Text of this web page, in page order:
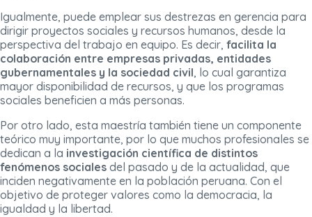
Igualmente, puede emplear sus destrezas en gerencia para
dirigir proyectos sociales y recursos humanos, desde la
perspectiva del trabajo en equipo. Es decir, facilita la
colaboración entre empresas privadas, entidades
gubernamentales y la sociedad civil, lo cual garantiza
mayor disponibilidad de recursos, y que los programas
sociales beneficien a más personas.
Por otro lado, esta maestría también tiene un componente
teórico muy importante, por lo que muchos profesionales se
dedican a la investigación científica de distintos
fenómenos sociales del pasado y de la actualidad, que
inciden negativamente en la población peruana. Con el
objetivo de proteger valores como la democracia, la
igualdad y la libertad.